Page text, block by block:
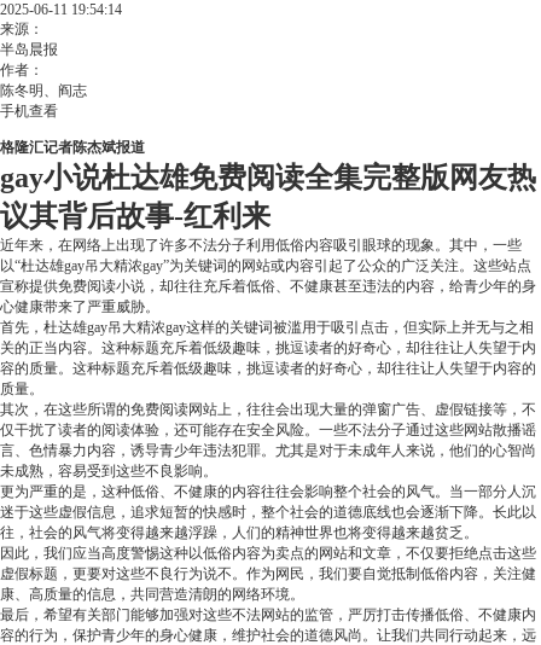
2025-06-11 19:54:14
来源：
半岛晨报
作者：
陈冬明、阎志
手机查看
格隆汇记者陈杰斌报道
gay小说杜达雄免费阅读全集完整版网友热
议其背后故事-红利来
近年来，在网络上出现了许多不法分子利用低俗内容吸引眼球的现象。其中，一些
以“杜达雄gay吊大精浓gay”为关键词的网站或内容引起了公众的广泛关注。这些站点
宣称提供免费阅读小说，却往往充斥着低俗、不健康甚至违法的内容，给青少年的身
心健康带来了严重威胁。
首先，杜达雄gay吊大精浓gay这样的关键词被滥用于吸引点击，但实际上并无与之相
关的正当内容。这种标题充斥着低级趣味，挑逗读者的好奇心，却往往让人失望于内
容的质量。这种标题充斥着低级趣味，挑逗读者的好奇心，却往往让人失望于内容的
质量。
其次，在这些所谓的免费阅读网站上，往往会出现大量的弹窗广告、虚假链接等，不
仅干扰了读者的阅读体验，还可能存在安全风险。一些不法分子通过这些网站散播谣
言、色情暴力内容，诱导青少年违法犯罪。尤其是对于未成年人来说，他们的心智尚
未成熟，容易受到这些不良影响。
更为严重的是，这种低俗、不健康的内容往往会影响整个社会的风气。当一部分人沉
迷于这些虚假信息，追求短暂的快感时，整个社会的道德底线也会逐渐下降。长此以
往，社会的风气将变得越来越浮躁，人们的精神世界也将变得越来越贫乏。
因此，我们应当高度警惕这种以低俗内容为卖点的网站和文章，不仅要拒绝点击这些
虚假标题，更要对这些不良行为说不。作为网民，我们要自觉抵制低俗内容，关注健
康、高质量的信息，共同营造清朗的网络环境。
最后，希望有关部门能够加强对这些不法网站的监管，严厉打击传播低俗、不健康内
容的行为，保护青少年的身心健康，维护社会的道德风尚。让我们共同行动起来，远